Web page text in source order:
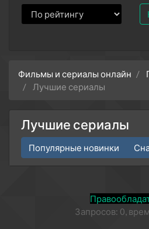
Фильмы и сериалы онлайн
Лучшие сериалы
Лучшие сериалы
Популярные новинки
Запросов: 0,